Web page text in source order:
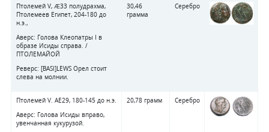
Птолемей V, Æ33 полудрахма,
Птолемеев Египет, 204-180 до
н.э.,
Аверс: Голова Клеопатры I в
образе Исиды справа. /
ПТОЛЕМАЙОЙ
Реверс: [BASI]LEWS Орел стоит
слева на молнии.
30,46
грамма
Серебро
Птолемей V. AE29, 180-145 до н.э.
Аверс: Голова Исиды вправо,
увенчанная кукурузой.
20,78 грамм Серебро